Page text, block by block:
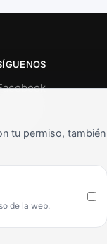
tu permiso,
de la web.